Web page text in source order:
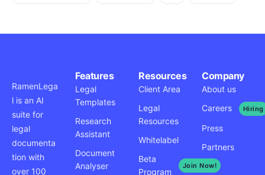
RamenLega
l is an AI
suite for
legal
documenta
tion with
over 100
Features
Legal
Templates
Research
Assistant
Document
Analyser
Resources
Client Area
Legal
Resources
Whitelabel
Beta
Program
Join Now!
Company
About us
Careers
Hiring
Press
Partners